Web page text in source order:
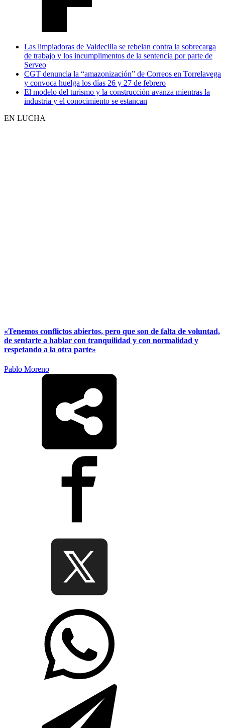
Las limpiadoras de Valdecilla se rebelan contra la sobrecarga
de trabajo y los incumplimentos de la sentencia por parte de
Serveo
CGT denuncia la “amazonización” de Correos en Torrelavega
y convoca huelga los días 26 y 27 de febrero
El modelo del turismo y la construcción avanza mientras la
industria y el conocimiento se estancan
EN LUCHA
«Tenemos conflictos abiertos, pero que son de falta de voluntad,
de sentarte a hablar con tranquilidad y con normalidad y
respetando a la otra parte»
Pablo Moreno